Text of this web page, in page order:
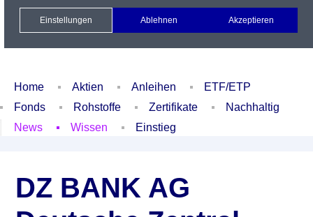
Newsletter Kontakt
Xetra Realtime
Watchlist Portfolio Login
Home Aktien Anleihen
ETF/ETP
Fonds
Rohstoffe Zertifikate
Nachhaltig
News
Wissen Einstieg
DZ BANK AG
Einstellungen Ablehnen Akzeptieren